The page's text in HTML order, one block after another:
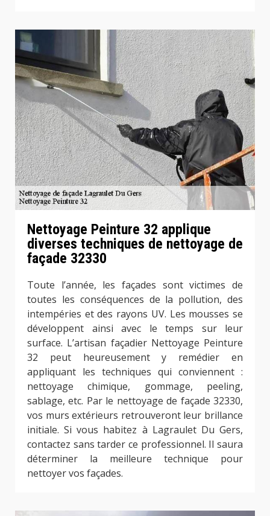
Nettoyage Peinture 32 applique
diverses techniques de nettoyage de
façade 32330
Toute l’année, les façades sont victimes de
toutes les conséquences de la pollution, des
intempéries et des rayons UV. Les mousses se
développent ainsi avec le temps sur leur
surface. L’artisan façadier Nettoyage Peinture
32 peut heureusement y remédier en
appliquant les techniques qui conviennent :
nettoyage chimique, gommage, peeling,
sablage, etc. Par le nettoyage de façade 32330,
vos murs extérieurs retrouveront leur brillance
initiale. Si vous habitez à Lagraulet Du Gers,
contactez sans tarder ce professionnel. Il saura
déterminer la meilleure technique pour
nettoyer vos façades.